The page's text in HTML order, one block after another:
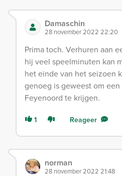
Damaschin
28 november 2022 22:20
Prima toch. Verhuren aan
hij veel speelminuten kan
het einde van het seizoen
genoeg is geweest om
Feyenoord te krijgen.
1 Reageer
norman
28 november 2022 21:48